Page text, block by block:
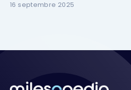
16 septembre 2025